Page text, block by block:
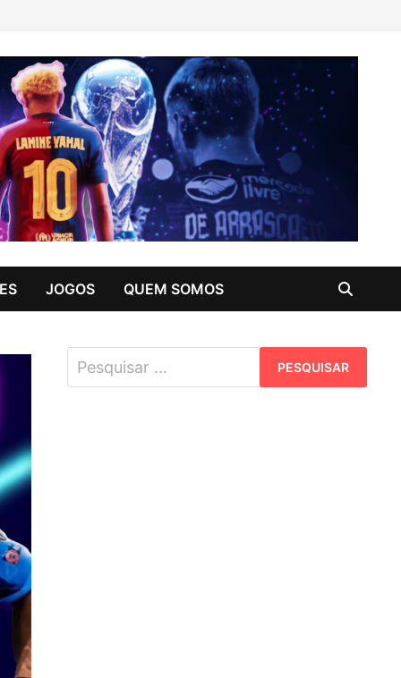
JOGOS QUEM SOMOS
Pesquisar
por: